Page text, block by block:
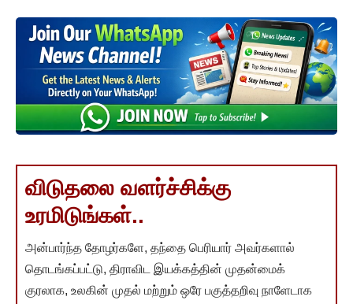
விடுதலை வளர்ச்சிக்கு
உரமிடுங்கள்..
அன்பார்ந்த தோழர்களே, தந்தை பெரியார் அவர்களால்
தொடங்கப்பட்டு, திராவிட இயக்கத்தின் முதன்மைக்
குரலாக, உலகின் முதல் மற்றும் ஒரே பகுத்தறிவு நாளேடாக